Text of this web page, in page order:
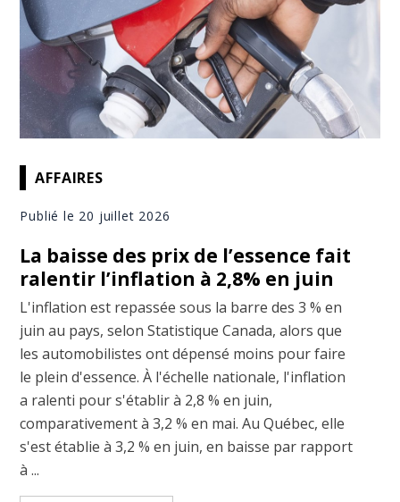
AFFAIRES
Publié le 20 juillet 2026
La baisse des prix de l’essence fait
ralentir l’inflation à 2,8% en juin
L'inflation est repassée sous la barre des 3 % en
juin au pays, selon Statistique Canada, alors que
les automobilistes ont dépensé moins pour faire
le plein d'essence. À l'échelle nationale, l'inflation
a ralenti pour s'établir à 2,8 % en juin,
comparativement à 3,2 % en mai. Au Québec, elle
s'est établie à 3,2 % en juin, en baisse par rapport
à ...